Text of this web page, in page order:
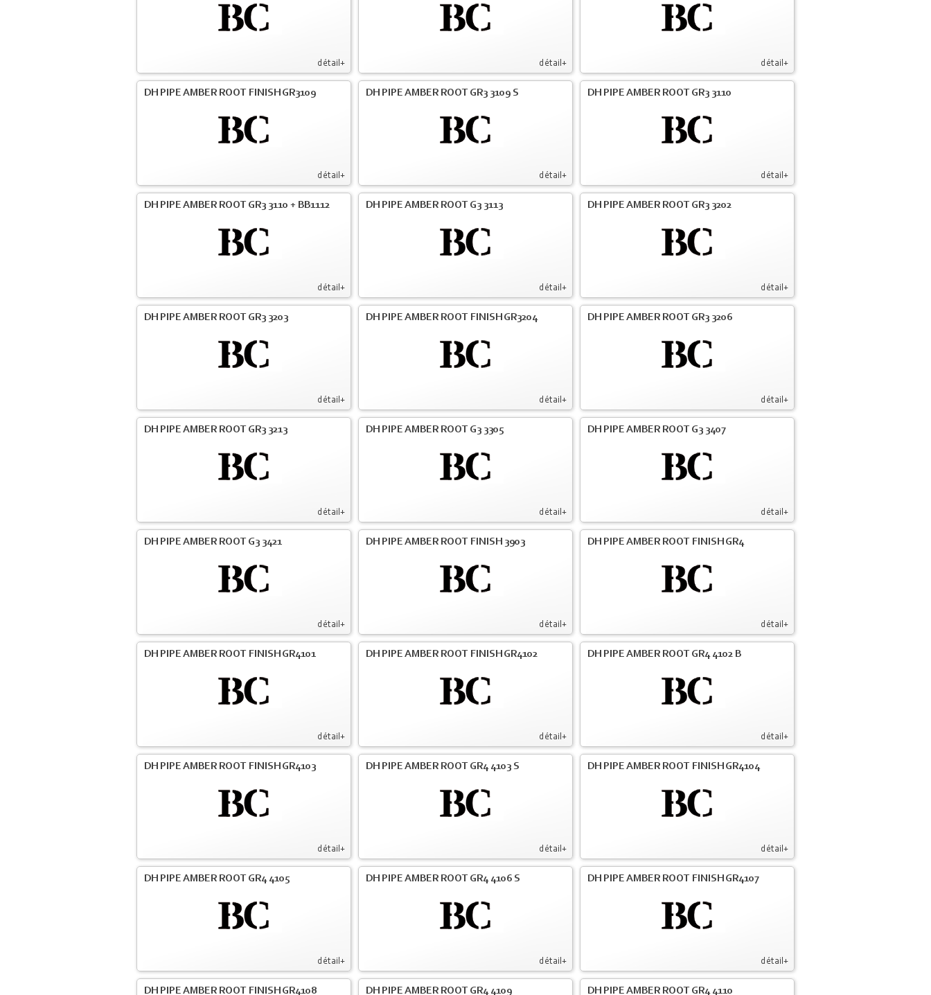
détail+ détail+ détail+
détail+
DH PIPE AMBER ROOT FINISH GR3109
détail+
DH PIPE AMBER ROOT GR3 3109 S
détail+
DH PIPE AMBER ROOT GR3 3110
détail+
DH PIPE AMBER ROOT GR3 3110 + BB1112
détail+
DH PIPE AMBER ROOT G3 3113
détail+
DH PIPE AMBER ROOT GR3 3202
détail+
DH PIPE AMBER ROOT GR3 3203
détail+
DH PIPE AMBER ROOT FINISH GR3204
détail+
DH PIPE AMBER ROOT GR3 3206
détail+
DH PIPE AMBER ROOT GR3 3213
détail+
DH PIPE AMBER ROOT G3 3305
détail+
DH PIPE AMBER ROOT G3 3407
détail+
DH PIPE AMBER ROOT G3 3421
détail+
DH PIPE AMBER ROOT FINISH 3903
détail+
DH PIPE AMBER ROOT FINISH GR4
détail+
DH PIPE AMBER ROOT FINISH GR4101
détail+
DH PIPE AMBER ROOT FINISH GR4102
détail+
DH PIPE AMBER ROOT GR4 4102 B
détail+
DH PIPE AMBER ROOT FINISH GR4103
détail+
DH PIPE AMBER ROOT GR4 4103 S
détail+
DH PIPE AMBER ROOT FINISH GR4104
détail+
DH PIPE AMBER ROOT GR4 4105
détail+
DH PIPE AMBER ROOT GR4 4106 S
détail+
DH PIPE AMBER ROOT FINISH GR4107
DH PIPE AMBER ROOT FINISH GR4108 DH PIPE AMBER ROOT GR4 4109 DH PIPE AMBER ROOT GR4 4110